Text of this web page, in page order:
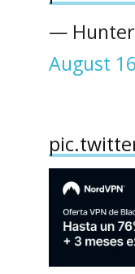
— Hunter
August